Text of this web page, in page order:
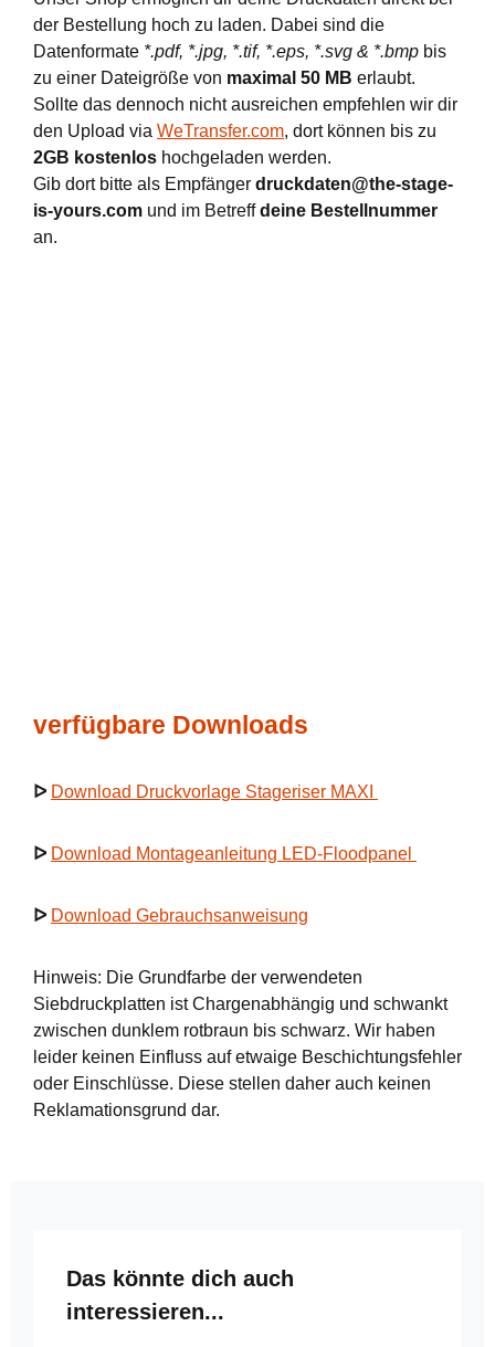
der Bestellung hoch zu laden. Dabei sind die
Datenformate *.pdf, *.jpg, *.tif, *.eps, *.svg & *.bmp bis
zu einer Dateigröße von maximal 50 MB erlaubt.
Sollte das dennoch nicht ausreichen empfehlen wir dir
den Upload via WeTransfer.com, dort können bis zu
2GB kostenlos hochgeladen werden.
Gib dort bitte als Empfänger druckdaten@the-stage-
is-yours.com und im Betreffdeine Bestellnummer
an.
verfügbare Downloads
ᐅ Download Druckvorlage Stageriser MAXI
ᐅ Download Montageanleitung LED-Floodpanel
ᐅ Download Gebrauchsanweisung
Hinweis: Die Grundfarbe der verwendeten
Siebdruckplatten ist Chargenabhängig und schwankt
zwischen dunklem rotbraun bis schwarz. Wir haben
leider keinen Einfluss auf etwaige Beschichtungsfehler
oder Einschlüsse. Diese stellen daher auch keinen
Reklamationsgrund dar.
Produktgalerie überspringen
Das könnte dich auch
interessieren...